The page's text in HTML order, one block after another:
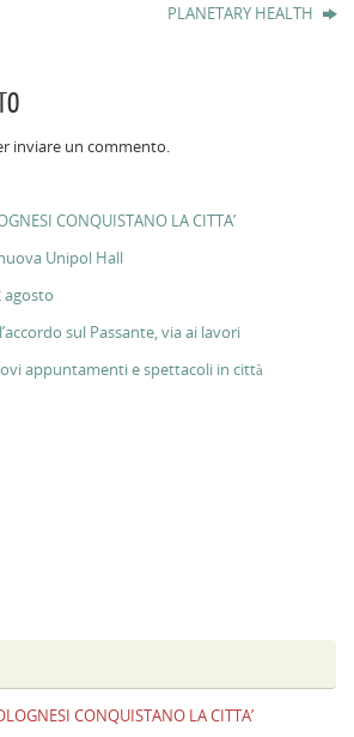
PLANETARY HEALTH
inviare un commento.
CONQUISTANO LA CITTA’
Unipol Hall
agosto
sul Passante, via ai lavori
appuntamenti e spettacoli in città
CONQUISTANO LA CITTA’